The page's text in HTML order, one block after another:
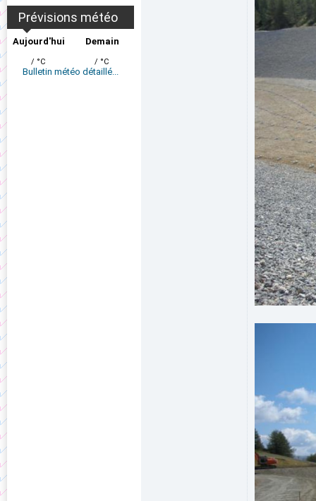
Prévisions météo
Aujourd'hui
/ °C
Demain
/ °C
Bulletin météo détaillé...